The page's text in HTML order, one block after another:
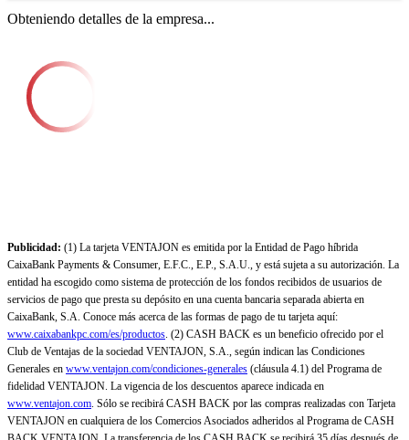
Obteniendo detalles de la empresa...
Publicidad: (1) La tarjeta VENTAJON es emitida por la Entidad de Pago híbrida
CaixaBank Payments & Consumer, E.F.C., E.P., S.A.U., y está sujeta a su autorización. La
entidad ha escogido como sistema de protección de los fondos recibidos de usuarios de
servicios de pago que presta su depósito en una cuenta bancaria separada abierta en
CaixaBank, S.A. Conoce más acerca de las formas de pago de tu tarjeta aquí:
www.caixabankpc.com/es/productos. (2) CASH BACK es un beneficio ofrecido por el
Club de Ventajas de la sociedad VENTAJON, S.A., según indican las Condiciones
Generales en www.ventajon.com/condiciones-generales (cláusula 4.1) del Programa de
fidelidad VENTAJON. La vigencia de los descuentos aparece indicada en
www.ventajon.com. Sólo se recibirá CASH BACK por las compras realizadas con Tarjeta
VENTAJON en cualquiera de los Comercios Asociados adheridos al Programa de CASH